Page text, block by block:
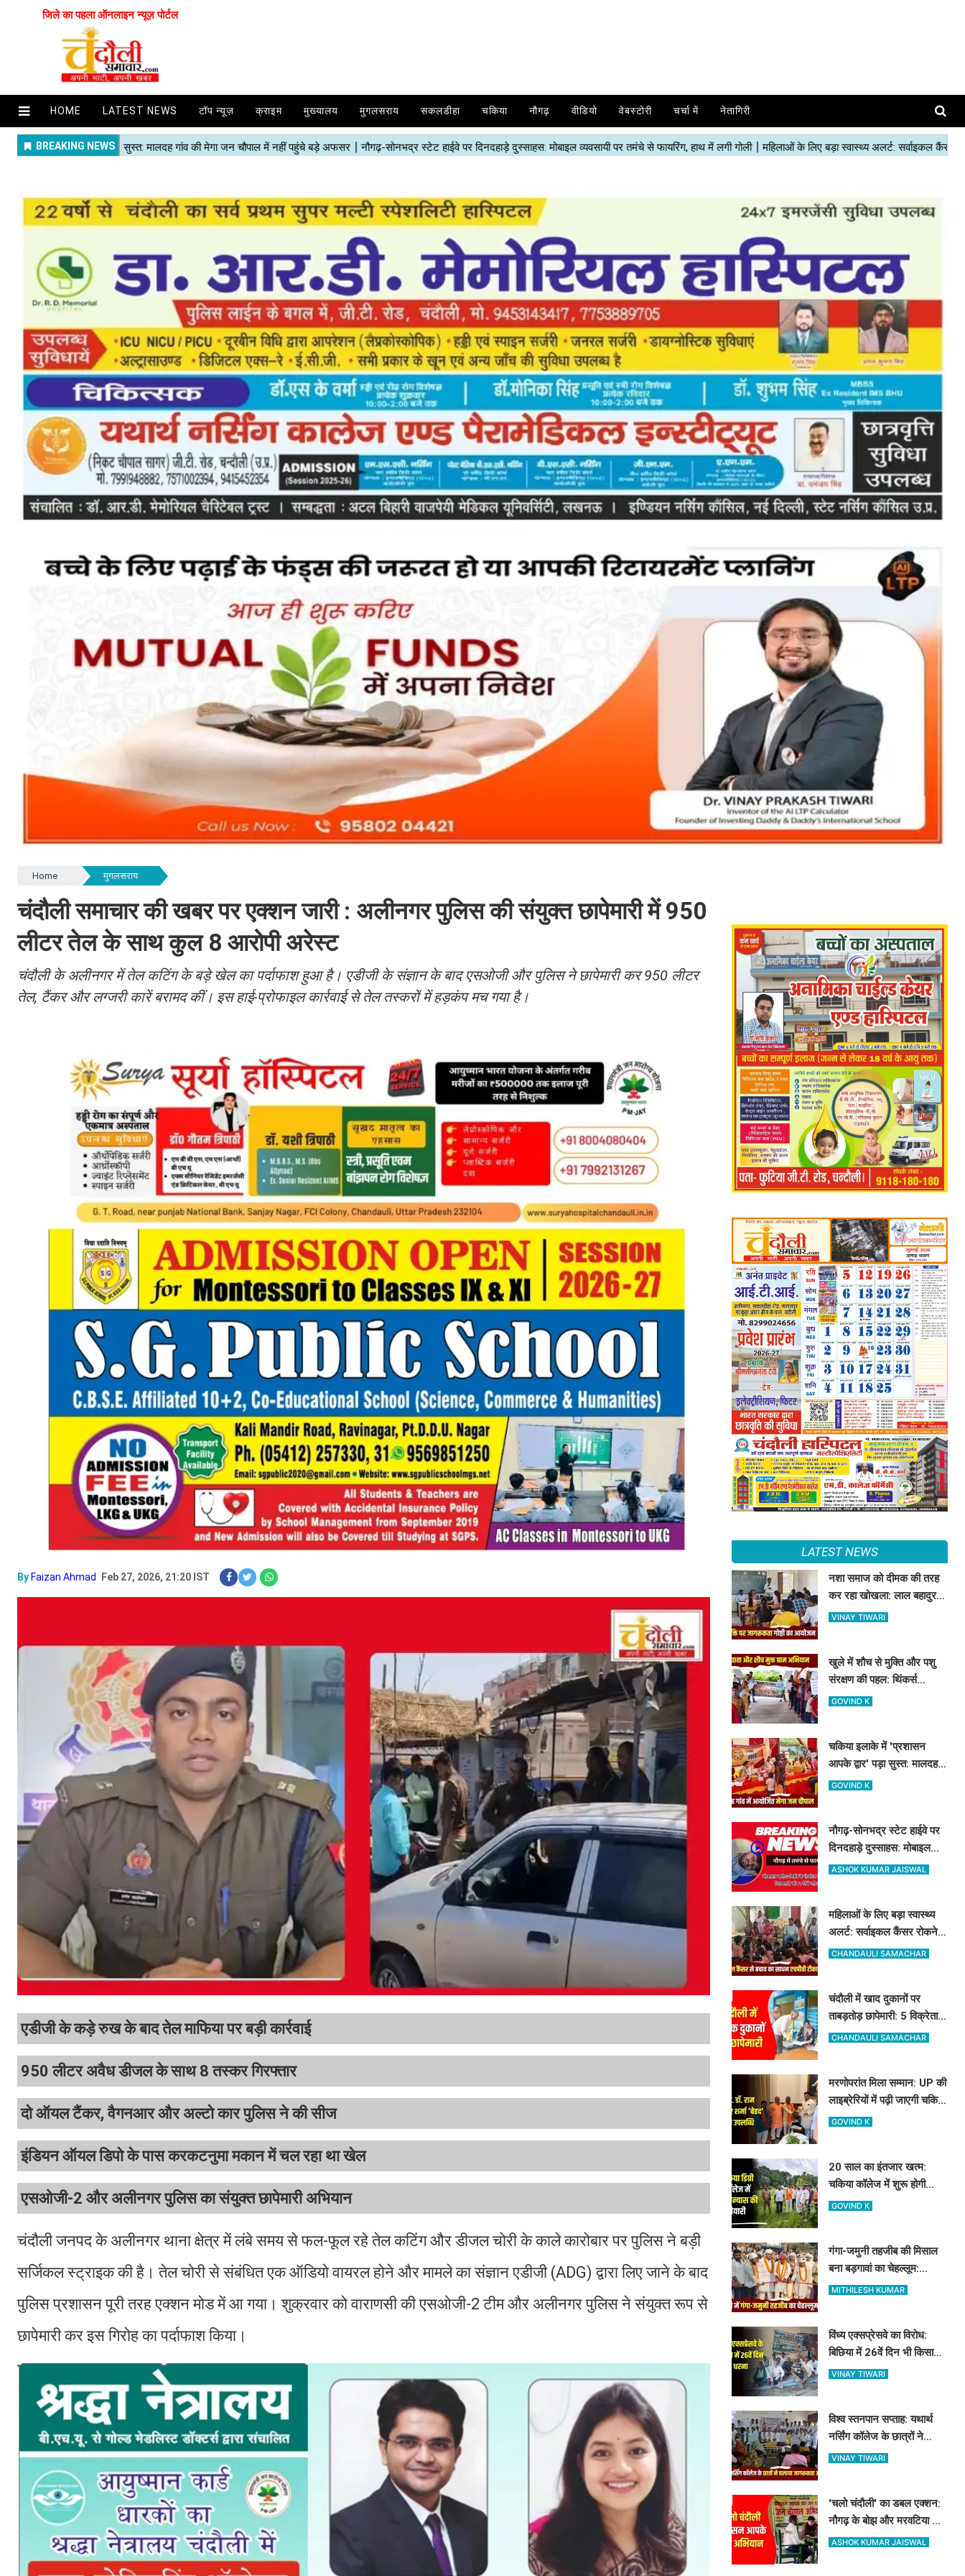
जिले का पहला ऑनलाइन न्यूज़ पोर्टल
HOME LATEST NEWS टॉप न्यूज़ क्राइम मुख्यालय मुगलसराय सकलडीहा चकिया नौगढ़ वीडियो वेबस्टोरी चर्चा में नेतागिरी
Home मुगलसराय
चंदौली समाचार की खबर पर एक्शन जारी : अलीनगर पुलिस की संयुक्त छापेमारी में 950
लीटर तेल के साथ कुल 8 आरोपी अरेस्ट
चंदौली के अलीनगर में तेल कटिंग के बड़े खेल का पर्दाफाश हुआ है। एडीजी के संज्ञान के बाद एसओजी और पुलिस ने छापेमारी कर 950 लीटर
तेल, टैंकर और लग्जरी कारें बरामद कीं। इस हाई-प्रोफाइल कार्रवाई से तेल तस्करों में हड़कंप मच गया है।
ByFaizan Ahmad Feb 27, 2026, 21:20 IST
एडीजी के कड़े रुख के बाद तेल माफिया पर बड़ी कार्रवाई
950 लीटर अवैध डीजल के साथ 8 तस्कर गिरफ्तार
दो ऑयल टैंकर, वैगनआर और अल्टो कार पुलिस ने की सीज
इंडियन ऑयल डिपो के पास करकटनुमा मकान में चल रहा था खेल
एसओजी-2 और अलीनगर पुलिस का संयुक्त छापेमारी अभियान
चंदौली जनपद के अलीनगर थाना क्षेत्र में लंबे समय से फल-फूल रहे तेल कटिंग और डीजल चोरी के काले कारोबार पर पुलिस ने बड़ी
सर्जिकल स्ट्राइक की है। तेल चोरी से संबंधित एक ऑडियो वायरल होने और मामले का संज्ञान एडीजी (ADG) द्वारा लिए जाने के बाद
पुलिस प्रशासन पूरी तरह एक्शन मोड में आ गया। शुक्रवार को वाराणसी की एसओजी-2 टीम और अलीनगर पुलिस ने संयुक्त रूप से
छापेमारी कर इस गिरोह का पर्दाफाश किया।
LATEST NEWS
नशा समाज को दीमक की तरह
कर रहा खोखला: लाल बहादुर
शास्त्री कॉलेज में नशामुक्ति
VINAY TIWARI
खुले में शौच से मुक्ति और पशु
संरक्षण की पहल: थिंकर्स
इवोल्यूशंस फाउंडेशन ने चंदौली
GOVIND K
चकिया इलाके में 'प्रशासन
आपके द्वार' पड़ा सुस्त: मालदह
गांव की मेगा जन चौपाल में नहीं
GOVIND K
नौगढ़-सोनभद्र स्टेट हाईवे पर
दिनदहाड़े दुस्साहस: मोबाइल
व्यवसायी पर तमंचे से फायरिंग,
ASHOK KUMAR JAISWAL
महिलाओं के लिए बड़ा स्वास्थ्य
अलर्ट: सर्वाइकल कैंसर रोकने
के लिए मुफ्त लग रहा HPV का
CHANDAULI SAMACHAR
चंदौली में खाद दुकानों पर
ताबड़तोड़ छापेमारी: 5 विक्रेताओं
को नोटिस, 10 सैंपल लिए गए
CHANDAULI SAMACHAR
मरणोपरांत मिला सम्मान: UP की
लाइब्रेरियों में पढ़ी जाएगी चकिया
के शिक्षक स्व. डॉ. राम किशोर
GOVIND K
20 साल का इंतजार खत्म:
चकिया कॉलेज में शुरू होगी
साइंस की पढ़ाई, विधायक और
GOVIND K
गंगा-जमुनी तहजीब की मिसाल
बना बड़गावां का चेहल्लूम:
नौहाखानी और हैरतअंगेज खेलों
MITHILESH KUMAR
विंध्य एक्सप्रेसवे का विरोध:
बिछिया में 26वें दिन भी किसानों
का धरना जारी, किसान नेता 5
VINAY TIWARI
विश्व स्तनपान सप्ताह: यथार्थ
नर्सिंग कॉलेज के छात्रों ने
चलाया जागरूकता अभियान,
VINAY TIWARI
'चलो चंदौली' का डबल एक्शन:
नौगढ़ के बोझ और मरवटिया गांव
पहुंचे अफसर, चौपाल में सुनीं
ASHOK KUMAR JAISWAL